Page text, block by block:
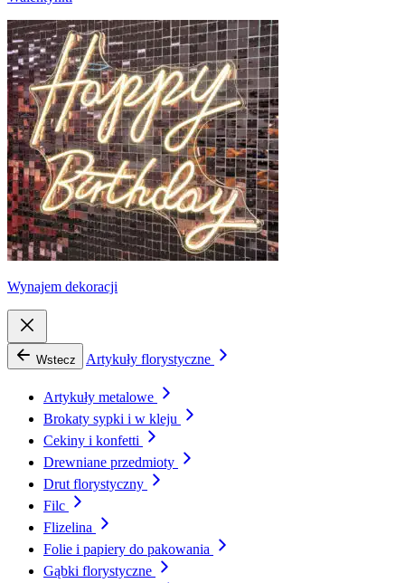
Wynajem dekoracji
Wstecz Artykuły florystyczne
Artykuły metalowe
Brokaty sypki i w kleju
Cekiny i konfetti
Drewniane przedmioty
Drut florystyczny
Filc
Flizelina
Folie i papiery do pakowania
Gąbki florystyczne